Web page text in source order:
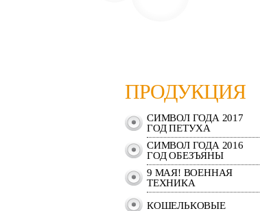
ПРОДУКЦИЯ
СИМВОЛ ГОДА 2017
ГОД ПЕТУХА
СИМВОЛ ГОДА 2016
ГОД ОБЕЗЪЯНЫ
9 МАЯ! ВОЕННАЯ
ТЕХНИКА
КОШЕЛЬКОВЫЕ